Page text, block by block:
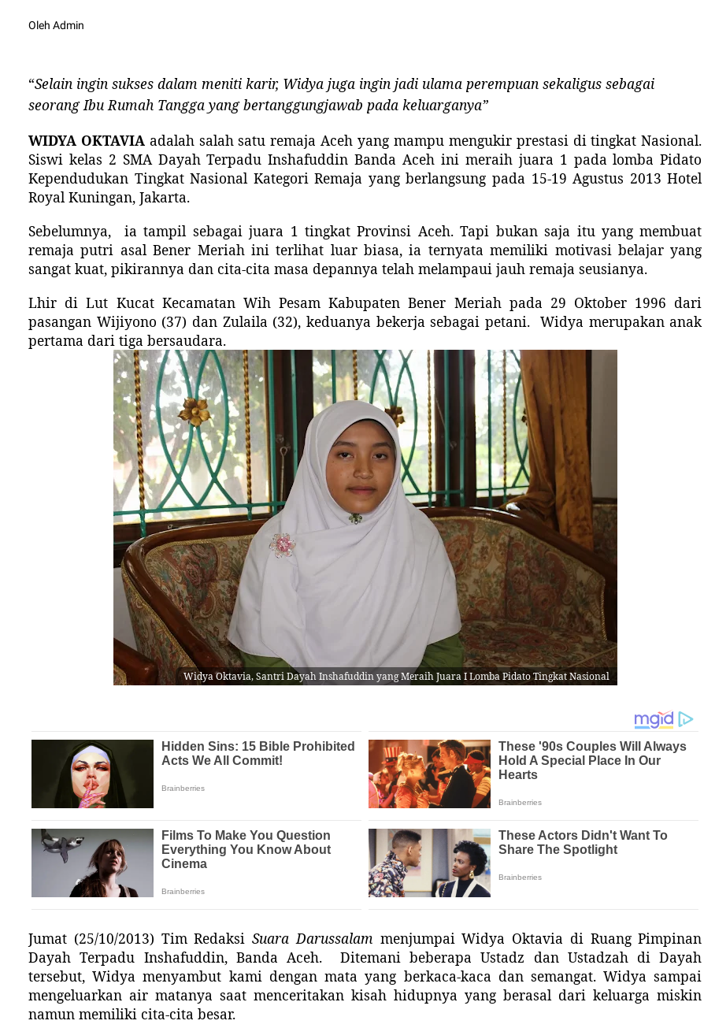
Oleh Admin
“Selain ingin sukses dalam meniti karir, Widya juga ingin jadi ulama perempuan sekaligus sebagai
seorang Ibu Rumah Tangga yang bertanggungjawab pada keluarganya”
WIDYA OKTAVIA adalah salah saturemaja Aceh yang mampu mengukir prestasi di tingkat Nasional.
Siswi kelas 2 SMA Dayah Terpadu Inshafuddin Banda Aceh ini meraih juara 1 pada lomba Pidato
Kependudukan Tingkat Nasional Kategori Remaja yang berlangsung pada 15-19 Agustus 2013 Hotel
Royal Kuningan, Jakarta.
Sebelumnya,
ia tampil sebagai juara 1 tingkat Provinsi Aceh. Tapi bukan saja itu yang membuat
remaja putri asal Bener Meriah ini terlihat luar biasa, ia ternyata memiliki motivasi belajar yang
sangat kuat, pikirannya dan cita-cita masa depannya telah melampaui jauh remaja seusianya.
Lhir di Lut Kucat Kecamatan Wih Pesam Kabupaten Bener Meriah pada 29 Oktober 1996 dari
pasangan Wijiyono (37) dan Zulaila (32), keduanya bekerja sebagai petani. Widya merupakananak
pertama dari tiga bersaudara.
Widya Oktavia, Santri Dayah Inshafuddin yang Meraih Juara I Lomba Pidato Tingkat Nasional
Jumat (25/10/2013) Tim Redaksi Suara Darussalam menjumpai Widya Oktavia di Ruang Pimpinan
Dayah Terpadu Inshafuddin, Banda Aceh.
Ditemani beberapa Ustadz dan Ustadzah di Dayah
tersebut, Widya menyambut kami dengan mata yang berkaca-kaca dan semangat. Widya sampai
mengeluarkan air matanya saat menceritakan kisah hidupnya yang berasal dari keluarga miskin
namun memiliki cita-cita besar.